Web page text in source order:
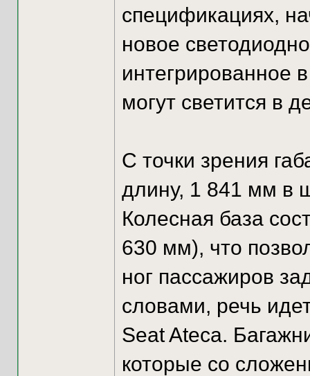
спецификациях,
новое
интегрированное
могут светится в
С точки зрения
длину, 1 841 мм в
Колесная база
630 мм), что
ног пассажиров
словами, речь
Seat Ateca.
которые со